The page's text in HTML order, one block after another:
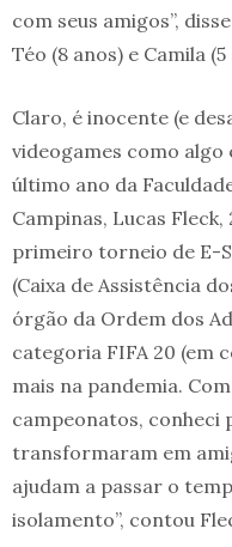
com seus amigos”,
Téo (8 anos) e Camila (5
Claro, é inocente (e
videogames como algo
último ano da
Campinas, Lucas
primeiro torneio de E-
(Caixa de Assistência
órgão da Ordem dos
categoria FIFA 20 (em
mais na pandemia.
campeonatos, conheci
transformaram em
ajudam a passar o
isolamento”, contou